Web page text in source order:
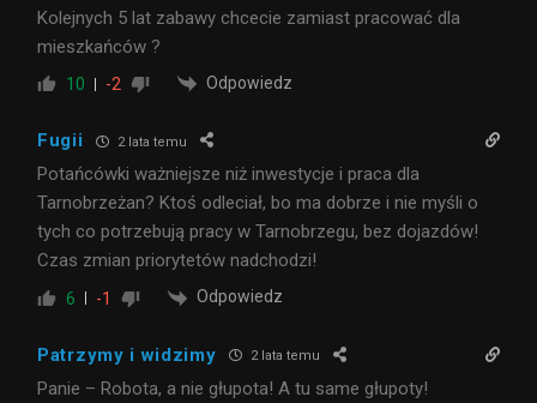
Kolejnych 5 lat zabawy chcecie zamiast pracować dla
mieszkańców ?
10 -2 Odpowiedz
Fugii 2 lata temu
Potańcówki ważniejsze niż inwestycje i praca dla
Tarnobrzeżan? Ktoś odleciał, bo ma dobrze i nie myśli o
tych co potrzebują pracy w Tarnobrzegu, bez dojazdów!
Czas zmian priorytetów nadchodzi!
6 -1 Odpowiedz
Patrzymy i widzimy 2 lata temu
Panie – Robota, a nie głupota! A tu same głupoty!